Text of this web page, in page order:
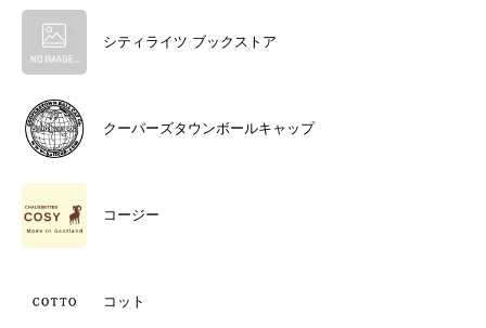
シティライツ ブックストア
クーパーズタウンボールキャップ
コージー
コット